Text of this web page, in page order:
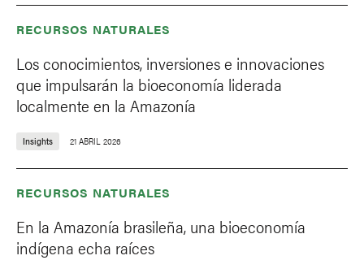
RECURSOS NATURALES
Los conocimientos, inversiones e innovaciones
que impulsarán la bioeconomía liderada
localmente en la Amazonía
Insights 21 ABRIL 2026
RECURSOS NATURALES
En la Amazonía brasileña, una bioeconomía
indígena echa raíces